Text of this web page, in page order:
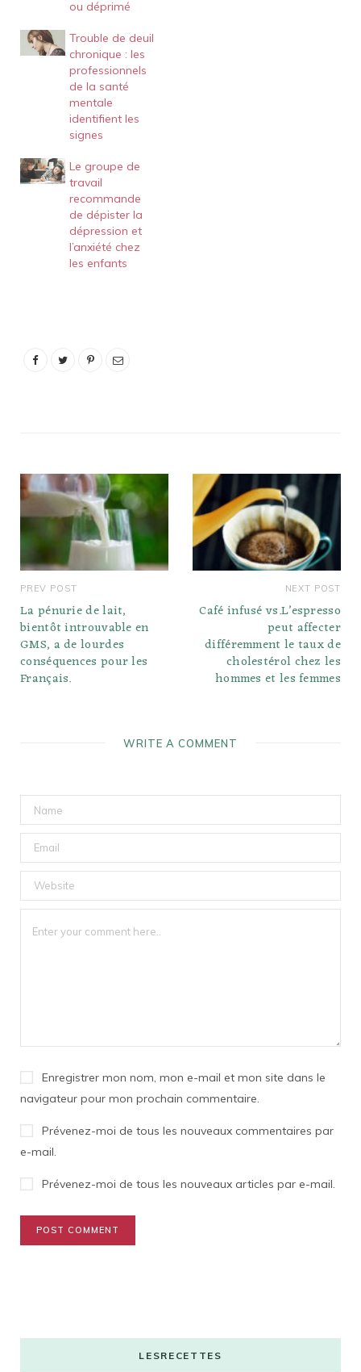
ou déprimé
Trouble de deuil
chronique : les
professionnels
de la santé
mentale
identifient les
signes
Le groupe de
travail
recommande
de dépister la
dépression et
l’anxiété chez
les enfants
PREV POST
La pénurie de lait,
bientôt introuvable en
GMS, a de lourdes
conséquences pour les
Français.
NEXT POST
Café infusé vs.L’espresso
peut affecter
différemment le taux de
cholestérol chez les
hommes et les femmes
WRITE A COMMENT
Enregistrer mon nom, mon e-mail et mon site dans le
navigateur pour mon prochain commentaire.
Prévenez-moi de tous les nouveaux commentaires par
e-mail.
Prévenez-moi de tous les nouveaux articles par e-mail.
LESRECETTES